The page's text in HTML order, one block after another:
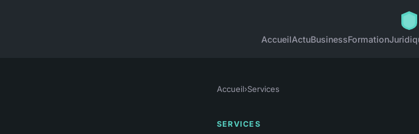
AccueilActuBusinessFormation
Accueil›Services
SERVICES